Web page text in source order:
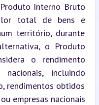
Interno Bruto
total de bens e
território, durante
o Produto
o rendimento
incluindo
rendimentos obtidos
empresas nacionais